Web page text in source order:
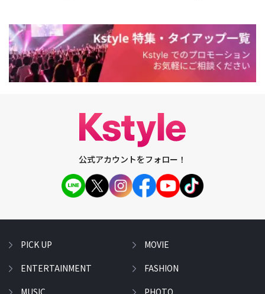
公式アカウントをフォロー！
PICK UP
ENTERTAINMENT
MOVIE
FASHION